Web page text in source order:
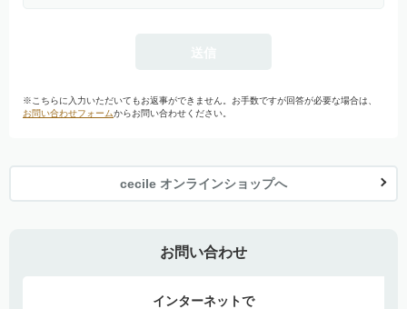
※こちらに入力いただいてもお返事ができません。お手数ですが回答が必要な場合は、
お問い合わせフォームからお問い合わせください。
cecile オンラインショップへ
お問い合わせ
インターネットで